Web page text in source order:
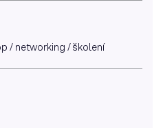
/ networking / školení